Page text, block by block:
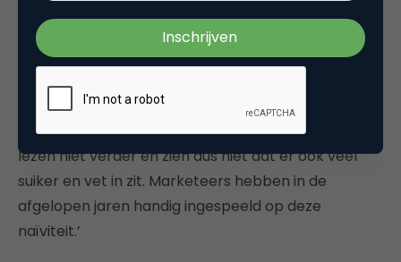
gezond voedsel goedpraten voor zichzelf.’ Maar
ook marketing gaat niet altijd vrijuit, die werkt vaak
misleidend, vindt ze. Ouders nemen bijvoorbeeld
klakkeloos aan dat een product gezond is als er
afbeeldingen van gezonde ingrediënten, zoals
korenaren en melk, op de verpakking staan. Ze
lezen niet verder en zien dus niet dat er ook veel
suiker en vet in zit. Marketeers hebben in de
afgelopen jaren handig ingespeeld op deze
naïviteit.’